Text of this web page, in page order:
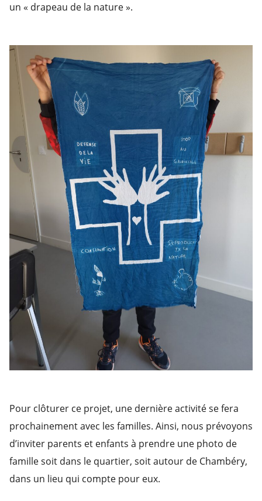
un « drapeau de la nature ».
Pour clôturer ce projet, une dernière activité se fera
prochainement avec les familles. Ainsi, nous prévoyons
d’inviter parents et enfants à prendre une photo de
famille soit dans le quartier, soit autour de Chambéry,
dans un lieu qui compte pour eux.